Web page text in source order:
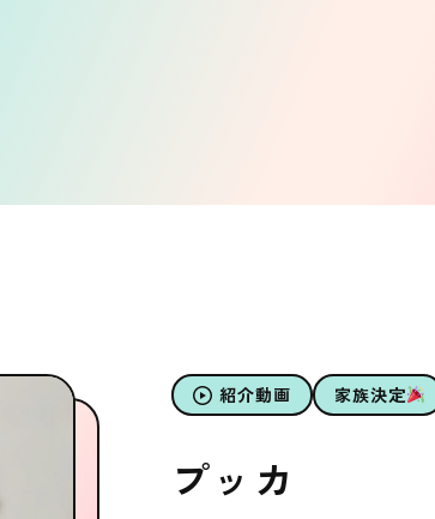
紹介動画 家族決定
プッカ